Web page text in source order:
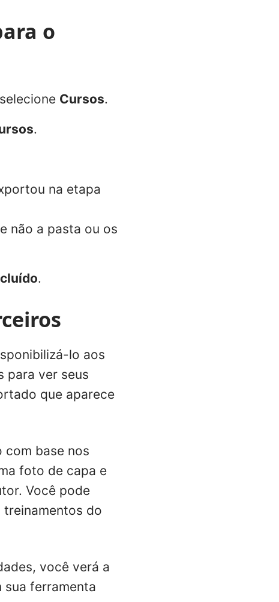
o
Cursos.
.
na etapa
não a pasta ou os
.
lo aos
para ver seus
que aparece
com base nos
foto de capa e
Você pode
do
você verá a
sua ferramenta